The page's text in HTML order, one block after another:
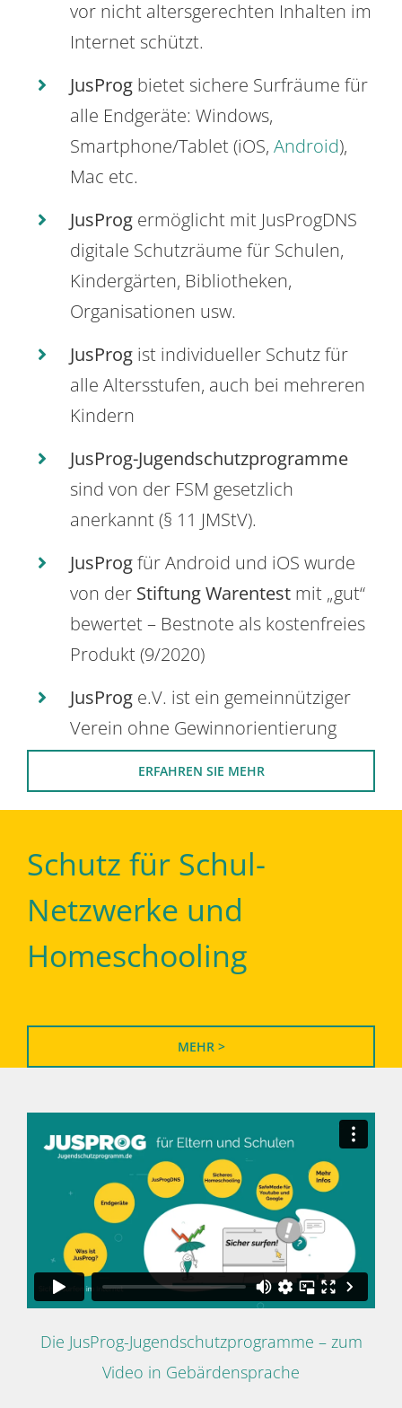
vor nicht altersgerechten Inhalten im
Internet schützt.
JusProg bietet sichere Surfräume für
alle Endgeräte: Windows,
Smartphone/Tablet (iOS, Android),
Mac etc.
JusProg ermöglicht mit JusProgDNS
digitale Schutzräume für Schulen,
Kindergärten, Bibliotheken,
Organisationen usw.
JusProg ist individueller Schutz für
alle Altersstufen, auch bei mehreren
Kindern
JusProg-Jugendschutzprogramme
sind von der FSM gesetzlich
anerkannt (§ 11 JMStV).
JusProgfür Android und iOS wurde
von der Stiftung Warentest mit „gut“
bewertet – Bestnote als kostenfreies
Produkt (9/2020)
JusProg e.V. ist ein gemeinnütziger
Verein ohne Gewinnorientierung
ERFAHREN SIE MEHR
Schutz für Schul-
Netzwerke und
Homeschooling
MEHR >
Die JusProg-Jugendschutzprogramme – zum
Video in Gebärdensprache